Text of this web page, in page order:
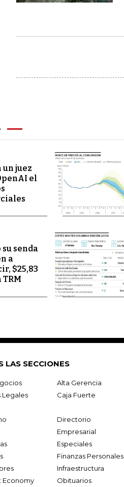
juez
el
senda
a
$25,83
TRM
LAS SECCIONES
Alta Gerencia
Legales
Caja Fuerte
Directorio
Empresarial
Especiales
Finanzas Personales
Infraestructura
Economy
Obituarios